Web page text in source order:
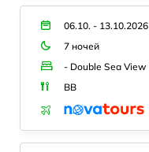
06.10. - 13.10.2026
7 ночей
- Double Sea View
BB